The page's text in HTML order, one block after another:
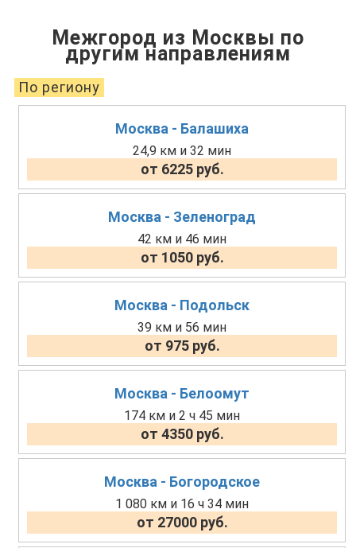
Межгород из Москвы по
другим направлениям
По региону
Москва - Балашиха
24,9 км и 32 мин
от 6225 руб.
Москва - Зеленоград
42 км и 46 мин
от 1050 руб.
Москва - Подольск
39 км и 56 мин
от 975 руб.
Москва - Белоомут
174 км и 2 ч 45 мин
от 4350 руб.
Москва - Богородское
1 080 км и 16 ч 34 мин
от 27000 руб.